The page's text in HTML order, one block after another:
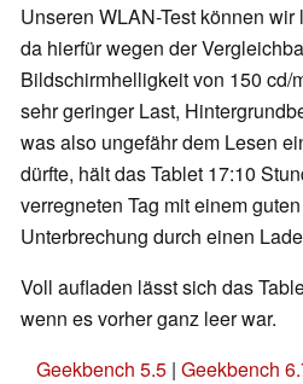
Unseren WLAN-Test können
da hierfür wegen der
Bildschirmhelligkeit von 150 cd/
sehr geringer Last,
was also ungefähr dem Lesen
dürfte, hält das Tablet 17:10
verregneten Tag mit einem
Unterbrechung durch einen
Voll aufladen lässt sich das
wenn es vorher ganz leer war.
Geekbench 5.5 | Geekbench